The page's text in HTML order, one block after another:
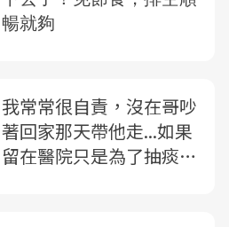
我常常很自責，沒在哥吵
著回家那天帶他走...如果
留在醫院只是為了抽痰多